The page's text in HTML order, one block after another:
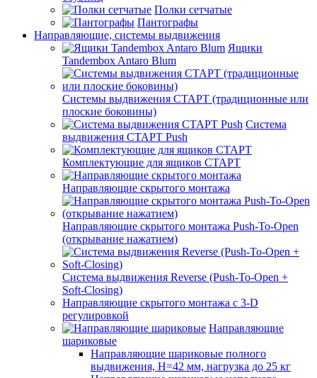
Полки сетчатые
Пантографы
Направляющие, системы выдвижения
Ящики
Tandembox Antaro Blum
Системы выдвижения СТАРТ (традиционные или
плоские боковины)
Система
выдвижения СТАРТ Push
Комплектующие для ящиков СТАРТ
Направляющие скрытого монтажа
Направляющие скрытого монтажа Push-To-Open
(открывание нажатием)
Система выдвижения Reverse (Push-To-Open +
Soft-Closing)
Направляющие скрытого монтажа с 3-D
регулировкой
Направляющие
шариковые
Направляющие шариковые полного
выдвижения, H=42 мм, нагрузка до 25 кг